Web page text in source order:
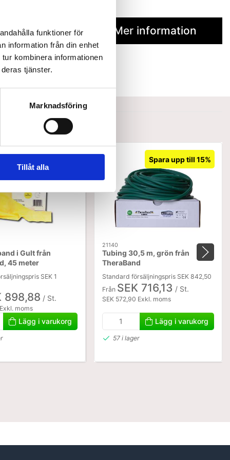
funktioner för
information från din enhet
kombinera informationen
tjänster.
Marknadsföring
Tillåt alla
Mer information
i Gult från
45 meter
SEK 1
898,88 / St.
moms
Lägg i varukorg
Spara upp till 15%
21140
Tubing 30,5 m, grön från
TheraBand
Standard försäljningspris SEK 842,50
Från SEK 716,13 / St.
SEK 572,90 Exkl. moms
Lägg i varukorg
57 i lager